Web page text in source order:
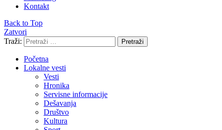
Kontakt
Back to Top
Zatvori
Traži:
Pretraži
Početna
Lokalne vesti
Vesti
Hronika
Servisne informacije
Dešavanja
Društvo
Kultura